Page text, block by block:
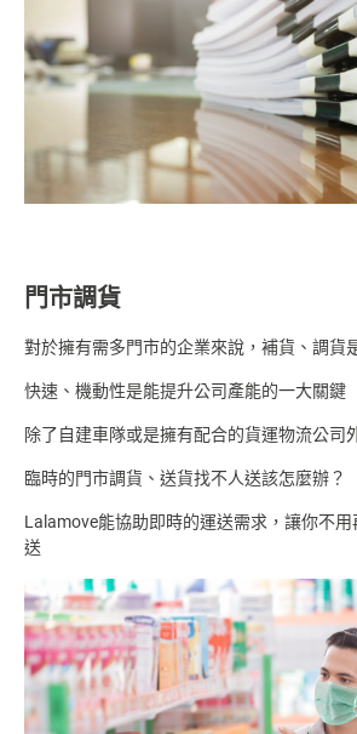
門市調貨
對於擁有需多門市的企業來說，補貨、調貨
快速、機動性是能提升公司產能的一大關鍵
除了自建車隊或是擁有配合的貨運物流公司
臨時的門市調貨、送貨找不人送該怎麼辦？
Lalamove能協助即時的運送需求 ，讓你不
送